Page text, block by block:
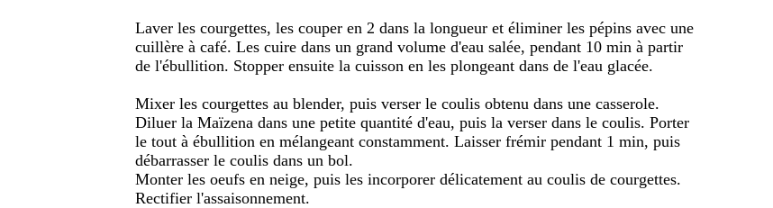
Laver les courgettes, les couper en 2 dans la longueur et éliminer les pépins avec une
cuillère à café. Les cuire dans un grand volume d'eau salée, pendant 10 min à partir
de l'ébullition. Stopper ensuite la cuisson en les plongeant dans de l'eau glacée.
Mixer les courgettes au blender, puis verser le coulis obtenu dans une casserole.
Diluer la Maïzena dans une petite quantité d'eau, puis la verser dans le coulis. Porter
le tout à ébullition en mélangeant constamment. Laisser frémir pendant 1 min, puis
débarrasser le coulis dans un bol.
Monter les oeufs en neige, puis les incorporer délicatement au coulis de courgettes.
Rectifier l'assaisonnement.